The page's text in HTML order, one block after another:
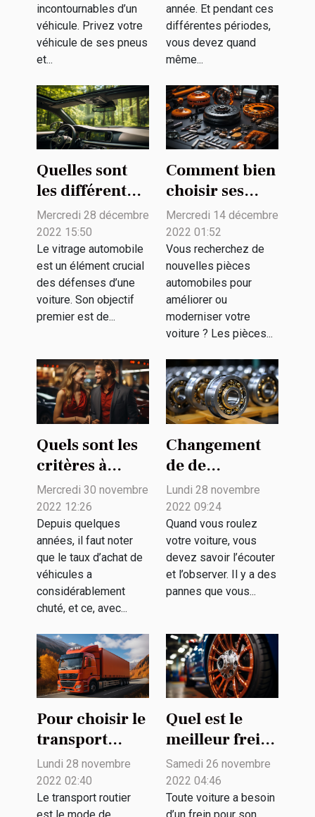
incontournables d’un
véhicule. Privez votre
véhicule de ses pneus
et...
année. Et pendant ces
différentes périodes,
vous devez quand
même...
Quelles sont
les différentes
options de
vitres
automobiles ?
Mercredi 28 décembre
2022 15:50
Le vitrage automobile
est un élément crucial
des défenses d’une
voiture. Son objectif
premier est de...
Comment bien
choisir ses
pièces
détachées
pour son
véhicule ?
Mercredi 14 décembre
2022 01:52
Vous recherchez de
nouvelles pièces
automobiles pour
améliorer ou
moderniser votre
voiture ? Les pièces...
Quels sont les
critères à
prendre en
compte pour
choisir entre
l’achat et la
location de
voiture ?
Mercredi 30 novembre
2022 12:26
Depuis quelques
années, il faut noter
que le taux d’achat de
véhicules a
considérablement
chuté, et ce, avec...
Changement
de de
roulement
avant arrière
de voiture: que
faut-il savoir ?
Lundi 28 novembre
2022 09:24
Quand vous roulez
votre voiture, vous
devez savoir l’écouter
et l’observer. Il y a des
pannes que vous...
Pour choisir le
transport
routier pour
ses
marchandises
Lundi 28 novembre
2022 02:40
Le transport routier
Quel est le
meilleur frein
pour votre
voiture ?
Samedi 26 novembre
2022 04:46
Toute voiture a besoin